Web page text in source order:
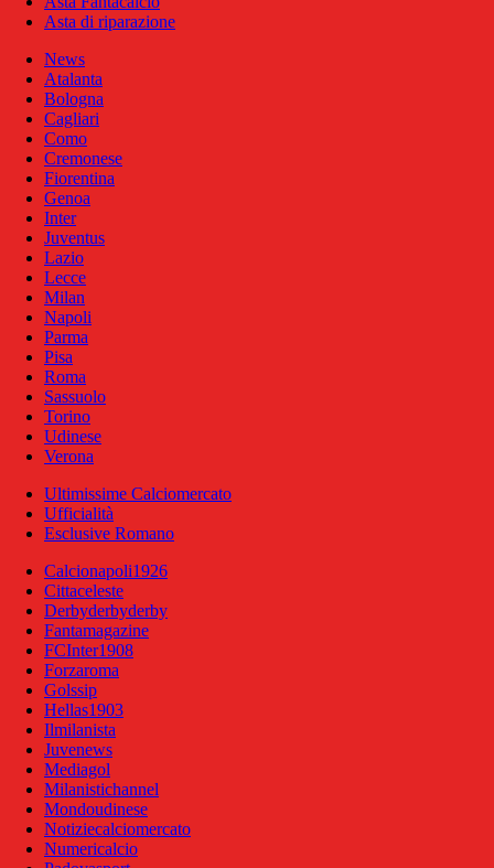
Asta di riparazione
News
Atalanta
Bologna
Cagliari
Como
Cremonese
Fiorentina
Genoa
Inter
Juventus
Lazio
Lecce
Milan
Napoli
Parma
Pisa
Roma
Sassuolo
Torino
Udinese
Verona
Ultimissime Calciomercato
Ufficialità
Esclusive Romano
Calcionapoli1926
Cittaceleste
Derbyderbyderby
Fantamagazine
FCInter1908
Forzaroma
Golssip
Hellas1903
Ilmilanista
Juvenews
Mediagol
Milanistichannel
Mondoudinese
Notiziecalciomercato
Numericalcio